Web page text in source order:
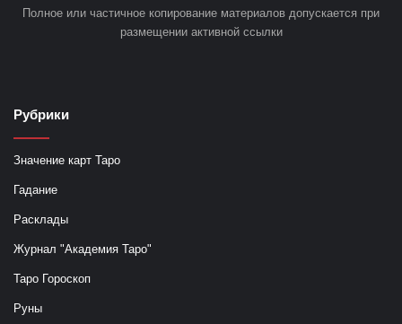
Полное или частичное копирование материалов допускается при
размещении активной ссылки
Рубрики
Значение карт Таро
Гадание
Расклады
Журнал "Академия Таро"
Таро Гороскоп
Руны